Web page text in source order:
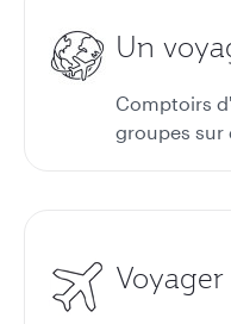
Un
Comptoirs
groupes sur